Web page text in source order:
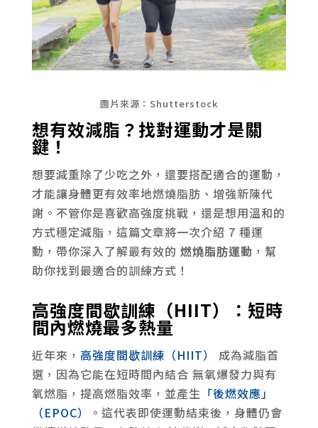
圖片來源：Shutterstock
想有效減脂？找對運動才是關
鍵！
想要減重除了少吃之外，還要搭配適合的運動，
才能讓身體更有效率地燃燒脂肪、增強新陳代
謝。不管你是喜歡高強度挑戰，還是想用溫和的
方式穩定減脂，這篇文章將一次介紹 7 種運
動，帶你深入了解最有效的 燃燒脂肪運動 ，幫
助你找到最適合的訓練方式！
高強度間歇訓練（HIIT）：短時
間內燃燒最多熱量
近年來， 高強度間歇訓練（HIIT）
成為減脂首
選，因為它能在短時間內結合 無氧爆發力與有
氧燃脂，提高燃脂效率，並產生 「後燃效應」
（EPOC）
。這代表即使運動結束後，身體仍會